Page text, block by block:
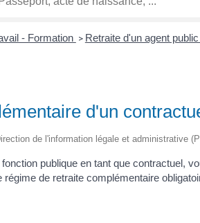
- Formation > Retraite d'un agent public
d'un
de l'information légale et administrative
publique en tant que contractuel,
de retraite complémentaire